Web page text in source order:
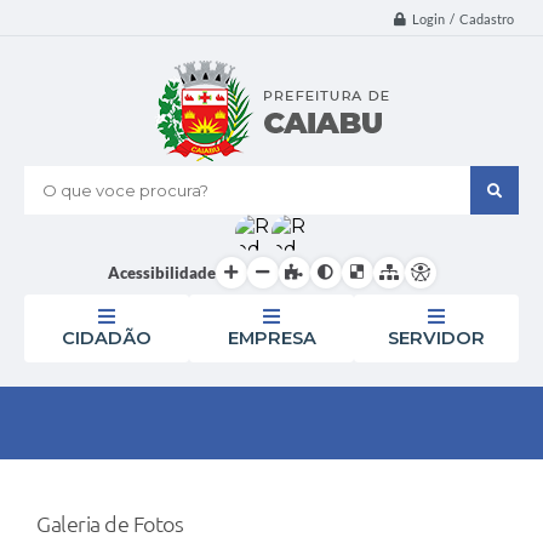
Login / Cadastro
O que voce procura?
Acessibilidade
CIDADÃO EMPRESA SERVIDOR
Galeria de Fotos